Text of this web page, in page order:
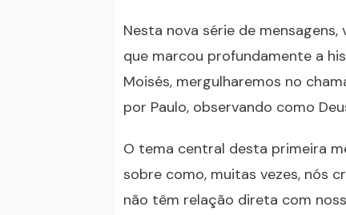
Nesta nova série de
que marcou profundamente a
Moisés, mergulharemos no
por Paulo, observando como
O tema central desta primeira
sobre como, muitas vezes, nós
não têm relação direta com